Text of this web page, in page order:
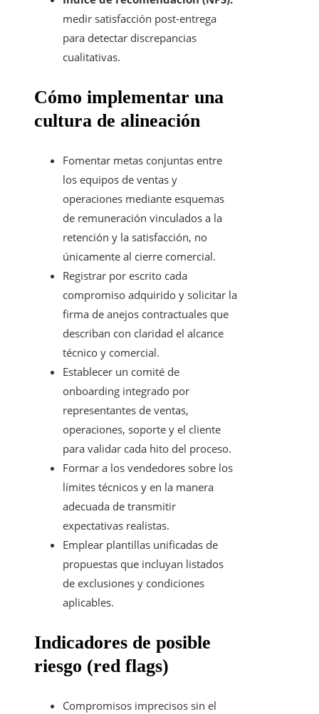
medir satisfacción post-entrega
para detectar discrepancias
cualitativas.
Cómo implementar una
cultura de alineación
Fomentar metas conjuntas entre
los equipos de ventas y
operaciones mediante esquemas
de remuneración vinculados a la
retención y la satisfacción, no
únicamente al cierre comercial.
Registrar por escrito cada
compromiso adquirido y solicitar la
firma de anejos contractuales que
describan con claridad el alcance
técnico y comercial.
Establecer un comité de
onboarding integrado por
representantes de ventas,
operaciones, soporte y el cliente
para validar cada hito del proceso.
Formar a los vendedores sobre los
límites técnicos y en la manera
adecuada de transmitir
expectativas realistas.
Emplear plantillas unificadas de
propuestas que incluyan listados
de exclusiones y condiciones
aplicables.
Indicadores de posible
riesgo (red flags)
Compromisos imprecisos sin el